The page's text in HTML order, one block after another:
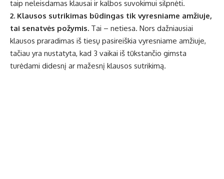
taip neleisdamas klausai ir kalbos suvokimui silpnėti.
2. Klausos sutrikimas būdingas tik vyresniame amžiuje,
tai senatvės požymis. Tai – netiesa. Nors dažniausiai
klausos praradimas iš tiesų pasireiškia vyresniame amžiuje,
tačiau yra nustatyta, kad 3 vaikai iš tūkstančio gimsta
turėdami didesnį ar mažesnį klausos sutrikimą.